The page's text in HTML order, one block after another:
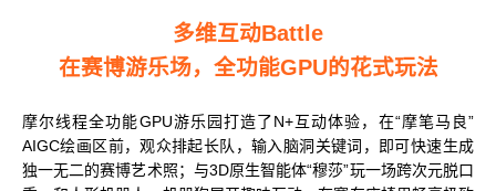
多维互动Battle
在赛博游乐场，全功能GPU的花式玩法
摩尔线程全功能GPU游乐园打造了N+互动体验，在“摩笔马良”
AIGC绘画区前，观众排起长队，输入脑洞关键词，即可快速生成
独一无二的赛博艺术照；与3D原生智能体“穆莎”玩一场跨次元脱口